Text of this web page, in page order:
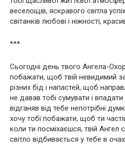
веселощів, яскравого світла
світанків любові і ніжності,
***
Сьогодні день твого Ангела-
побажати, щоб твій невидимий
різних бід і напастей, щоб
не давав тобі сумувати і
відганяв від тебе непотрібні
хочу тобі побажати, щоб ти
коли ти посміхаєшся, твій Ангел
світло відбивається у тебе в